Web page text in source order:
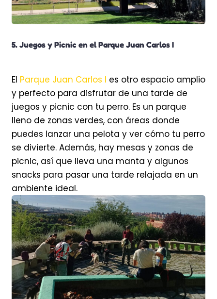
5. Juegos y Picnic en el Parque Juan Carlos I
El Parque Juan Carlos I es otro espacio amplio
y perfecto para disfrutar de una tarde de
juegos y picnic con tu perro. Es un parque
lleno de zonas verdes, con áreas donde
puedes lanzar una pelota y ver cómo tu perro
se divierte. Además, hay mesas y zonas de
picnic, así que lleva una manta y algunos
snacks para pasar una tarde relajada en un
ambiente ideal.